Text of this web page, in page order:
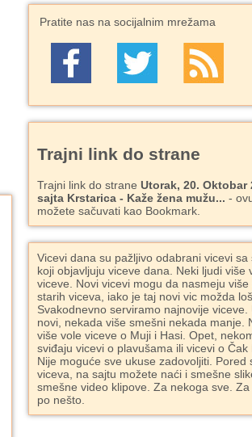
Pratite nas na socijalnim mrežama
Trajni link do strane
Trajni link do strane Utorak, 20. Oktobar
sajta Krstarica - Kaže žena mužu... -
možete sačuvati kao Bookmark.
Vicevi dana su pažljivo odabrani vicevi sa
koji objavljuju viceve dana. Neki ljudi više
viceve. Novi vicevi mogu da nasmeju više
starih viceva, iako je taj novi vic možda
Svakodnevno serviramo najnovije viceve.
novi, nekada više smešni nekada manje.
više vole viceve o Muji i Hasi. Opet,
sviđaju vicevi o plavušama ili vicevi o Čak
Nije moguće sve ukuse zadovoljiti. Pored
viceva, na sajtu možete naći i smešne
smešne video klipove. Za nekoga sve. Za
po nešto.